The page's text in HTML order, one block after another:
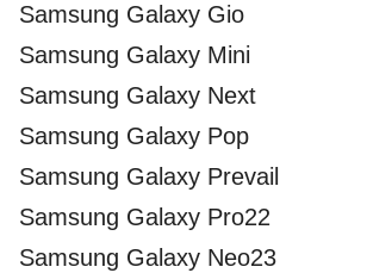
Samsung Galaxy Gio
Samsung Galaxy Mini
Samsung Galaxy Next
Samsung Galaxy Pop
Samsung Galaxy Prevail
Samsung Galaxy Pro22
Samsung Galaxy Neo23